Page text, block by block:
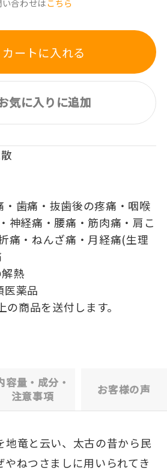
合わせはこちら
カートに入れる
気に入りに追加
歯痛・抜歯後の疼痛・咽喉
神経痛・腰痛・筋肉痛・肩こ
痛・ねんざ痛・月経痛(生理
熱
医薬品
商品を送付します。
容量・成分・
注意事項
お客様の声
地竜と云い、太古の昔から民
ねつさましに用いられてき